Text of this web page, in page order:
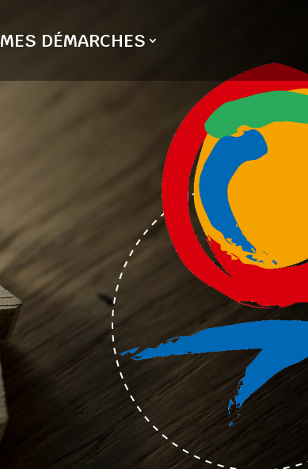
MES DÉMARCHES